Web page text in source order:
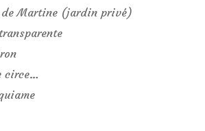
Martine (jardin privé)
circe…